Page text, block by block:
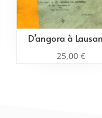
D’angora à
25,00 €